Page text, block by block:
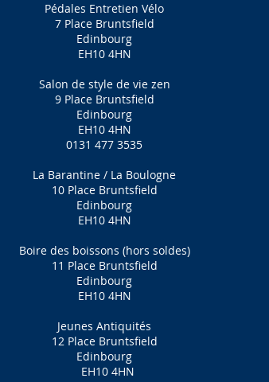
Pédales Entretien Vélo
7 Place Bruntsfield
Edinbourg
EH10 4HN
Salon de style de vie zen
9 Place Bruntsfield
Edinbourg
EH10 4HN
0131 477 3535
La Barantine / La Boulogne
10 Place Bruntsfield
Edinbourg
EH10 4HN
Boire des boissons (hors soldes)
11 Place Bruntsfield
Edinbourg
EH10 4HN
Jeunes Antiquités
12 Place Bruntsfield
Edinbourg
EH10 4HN